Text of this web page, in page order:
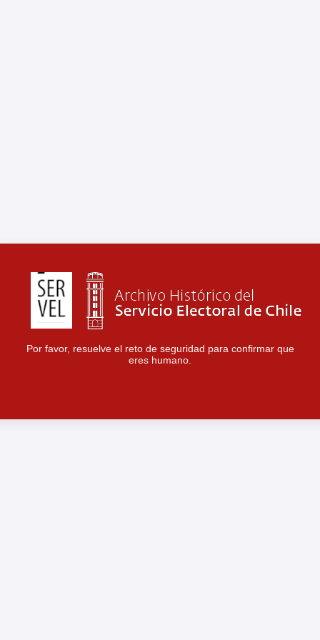
Por favor, resuelve el reto de seguridad para confirmar que
eres humano.